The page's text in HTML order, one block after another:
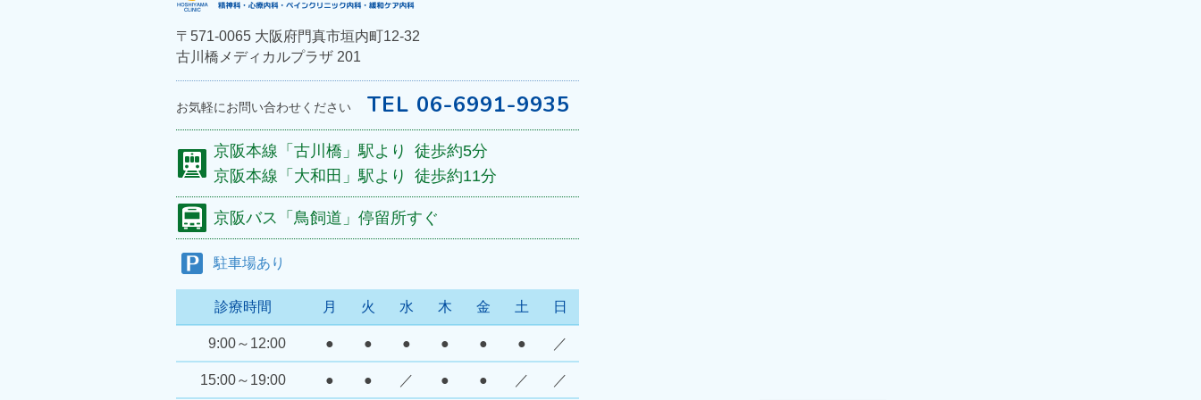
〒571-0065 大阪府門真市垣内町12-32
古川橋メディカルプラザ 201
お気軽にお問い合わせください TEL 06-6991-9935
京阪本線 「古川橋」駅より 徒歩約5分
京阪本線 「大和田」駅より 徒歩約11分
京阪バス 「鳥飼道」停留所すぐ
駐車場あり
診療時間 月 火 水 木 金 土 日
9:00～12:00 ● ● ● ● ● ● ／
15:00～19:00 ● ● ／ ● ● ／ ／